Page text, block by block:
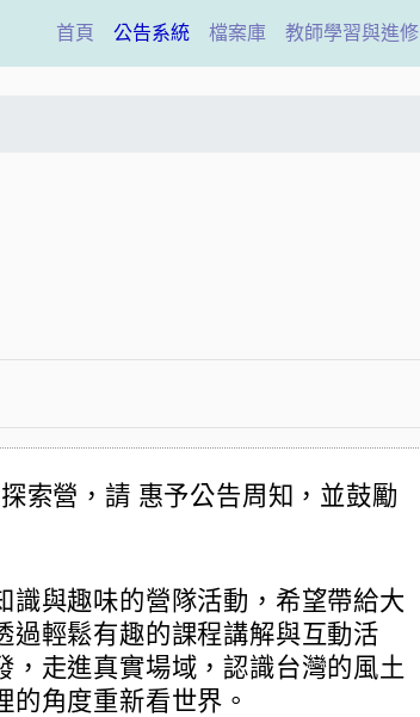
首頁(current)
公告系統 檔案庫 教師學習與進修
索營，請 惠予公告周知，並鼓勵
識與趣味的營隊活動，希望帶給大
過輕鬆有趣的課程講解與互動活
，走進真實場域，認識台灣的風土
的角度重新看世界。